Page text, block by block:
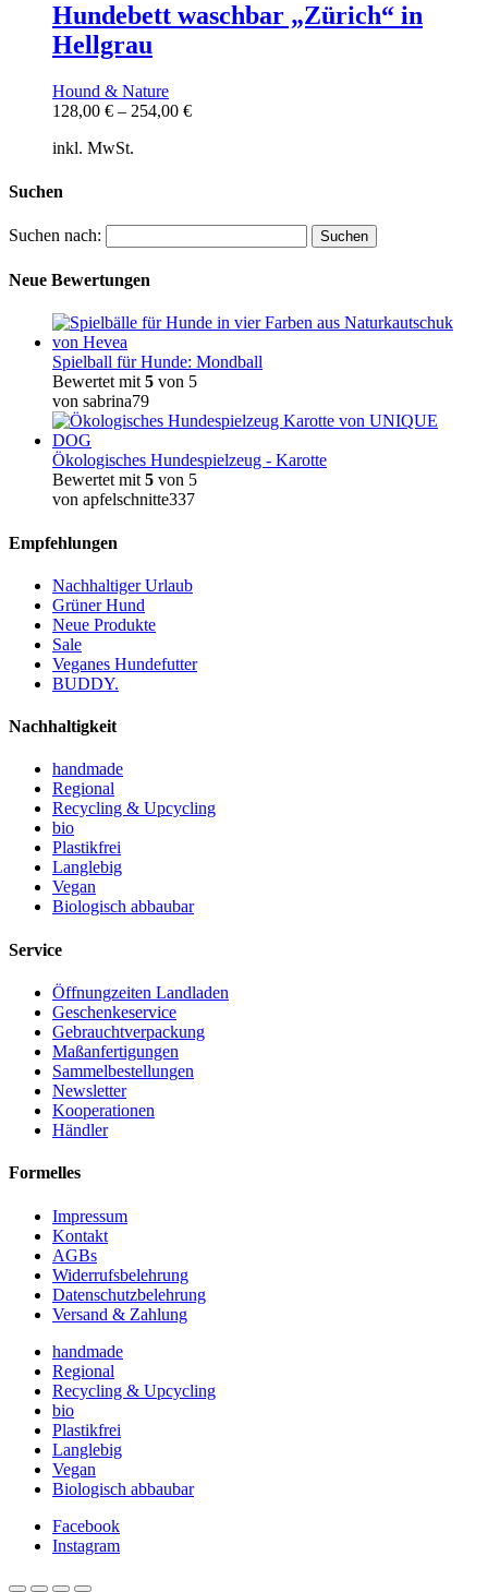
Hundebett waschbar „Zürich“ in
Hellgrau
Hound & Nature
128,00 € – 254,00 €
inkl. MwSt.
Suchen
Suchen nach:
Neue Bewertungen
Spielball für Hunde: Mondball
Bewertet mit 5 von 5
von sabrina79
Ökologisches Hundespielzeug - Karotte
Bewertet mit 5 von 5
von apfelschnitte337
Empfehlungen
Nachhaltiger Urlaub
Grüner Hund
Neue Produkte
Sale
Veganes Hundefutter
BUDDY.
Nachhaltigkeit
handmade
Regional
Recycling & Upcycling
bio
Plastikfrei
Langlebig
Vegan
Biologisch abbaubar
Service
Öffnungzeiten Landladen
Geschenkeservice
Gebrauchtverpackung
Maßanfertigungen
Sammelbestellungen
Newsletter
Kooperationen
Händler
Formelles
Impressum
Kontakt
AGBs
Widerrufsbelehrung
Datenschutzbelehrung
Versand & Zahlung
handmade
Regional
Recycling & Upcycling
bio
Plastikfrei
Langlebig
Vegan
Biologisch abbaubar
Facebook
Instagram